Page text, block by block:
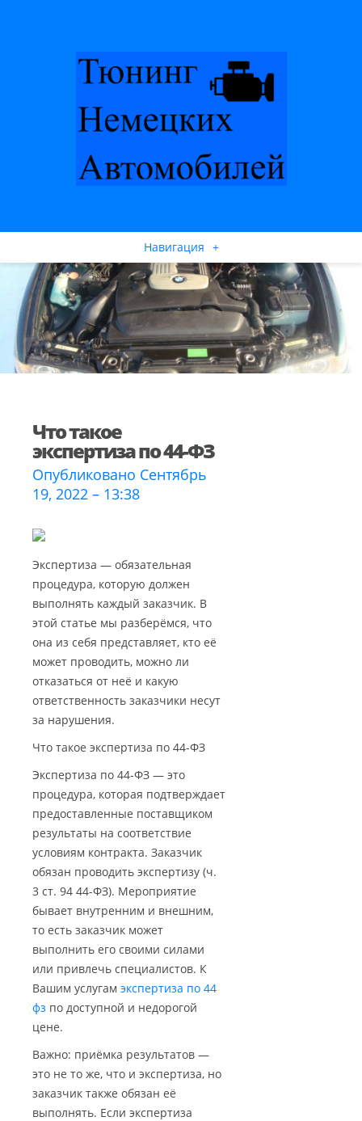
Навигация +
Что такое
экспертиза по 44-ФЗ
Опубликовано Сентябрь
19, 2022 – 13:38
Экспертиза — обязательная
процедура, которую должен
выполнять каждый заказчик. В
этой статье мы разберёмся, что
она из себя представляет, кто её
может проводить, можно ли
отказаться от неё и какую
ответственность заказчики несут
за нарушения.
Что такое экспертиза по 44-ФЗ
Экспертиза по 44-ФЗ — это
процедура, которая подтверждает
предоставленные поставщиком
результаты на соответствие
условиям контракта. Заказчик
обязан проводить экспертизу (ч.
3 ст. 94 44-ФЗ). Мероприятие
бывает внутренним и внешним,
то есть заказчик может
выполнить его своими силами
или привлечь специалистов. К
Вашим услугам экспертиза по 44
фз по доступной и недорогой
цене.
Важно: приёмка результатов —
это не то же, что и экспертиза, но
заказчик также обязан её
выполнять. Если экспертиза